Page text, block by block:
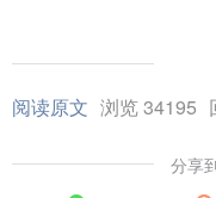
阅读原文 浏览 34195
分享